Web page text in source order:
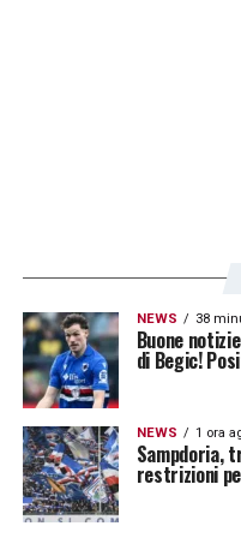
NEWS 38
Buone
di Begic!
NEWS 1 ora
Sampdoria,
restrizioni